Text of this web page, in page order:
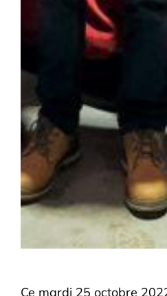
Ce mardi 25 octobre